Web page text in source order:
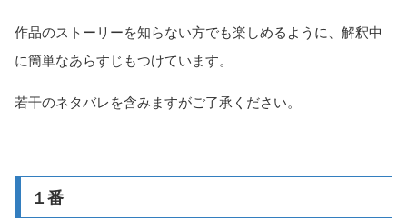
作品のストーリーを知らない方でも楽しめるように、解釈中
に簡単なあらすじもつけています。
若干のネタバレを含みますがご了承ください。
１番